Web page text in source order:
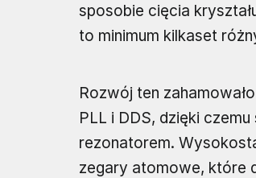
sposobie cięcia
to minimum kilkaset
Rozwój ten
PLL i DDS, dzięki
rezonatorem.
zegary atomowe, które